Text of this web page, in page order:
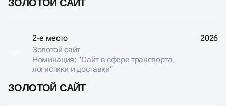
ЗОЛОТОЙ САЙТ
ЗОЛОТОЙ САЙТ
2-е место
Золотой сайт
Номинация: "Сайт в сфере транспорта,
логистики и доставки"
2026